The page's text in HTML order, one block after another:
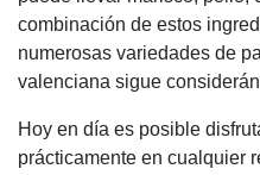
combinación de estos
numerosas variedades de
valenciana sigue
Hoy en día es posible
prácticamente en cualquier